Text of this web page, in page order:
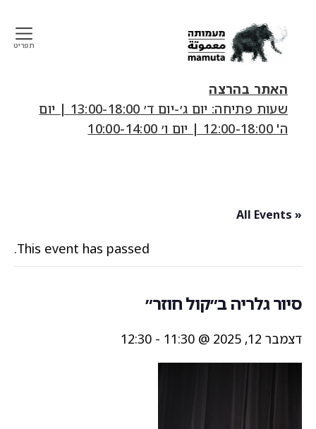
art
&
research
center
תפריט
האתר בהרצה
שעות פתיחה: יום ג׳-יום ד׳ 13:00-18:00 | יום
ה' 12:00-18:00 | יום ו׳ 10:00-14:00
« All Events
This event has passed.
סיור גלריה ב״קול חוזר״
דצמבר 12, 2025 @ 11:30 -
12:30